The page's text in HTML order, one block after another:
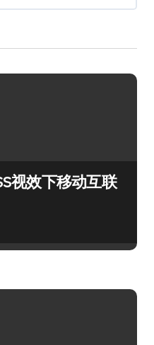
视效下移动互联